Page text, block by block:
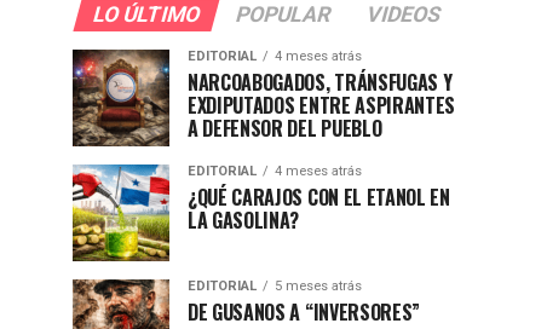
LO ÚLTIMO POPULAR VIDEOS
EDITORIAL 4 meses atrás
NARCOABOGADOS, TRÁNSFUGAS Y
EXDIPUTADOS ENTRE ASPIRANTES
A DEFENSOR DEL PUEBLO
EDITORIAL 4 meses atrás
¿QUÉ CARAJOS CON EL ETANOL EN
LA GASOLINA?
EDITORIAL 5 meses atrás
DE GUSANOS A “INVERSORES”